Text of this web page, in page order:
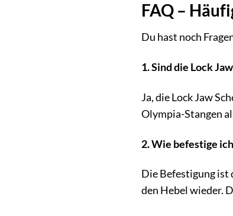
FAQ –
Du hast noch
1. Sind die Lock
Ja, die Lock Jaw
Olympia-Stangen
2. Wie befestige
Die Befestigung ist
den Hebel wieder.